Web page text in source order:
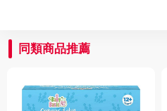
同類商品推薦